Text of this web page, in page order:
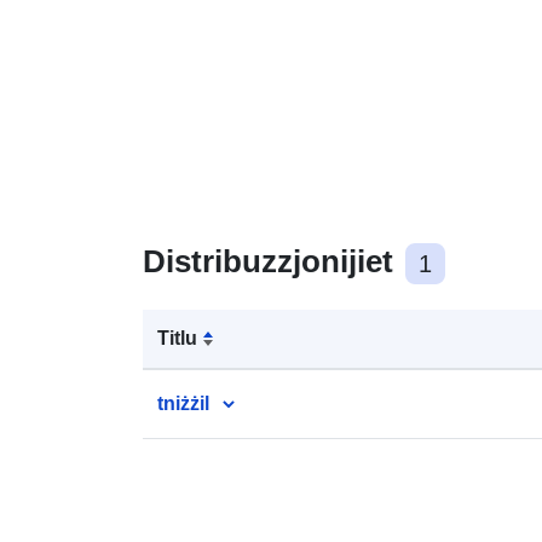
Distribuzzjonijiet 1
Titlu
tniżżil